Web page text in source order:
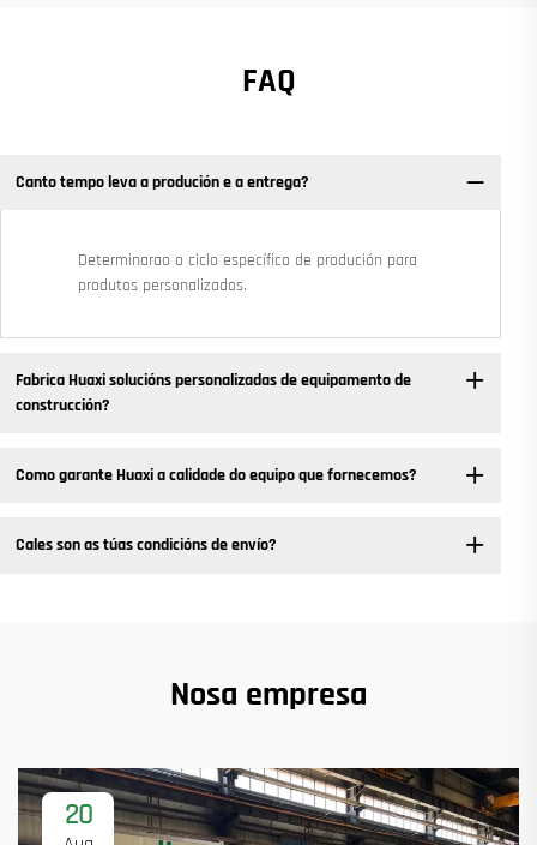
FAQ
Canto tempo leva a produción e a entrega?
Determinarao o ciclo específico de produción para
produtos personalizados.
Fabrica Huaxi solucións personalizadas de equipamento de
construcción?
Como garante Huaxi a calidade do equipo que fornecemos?
Cales son as túas condicións de envío?
Nosa empresa
20